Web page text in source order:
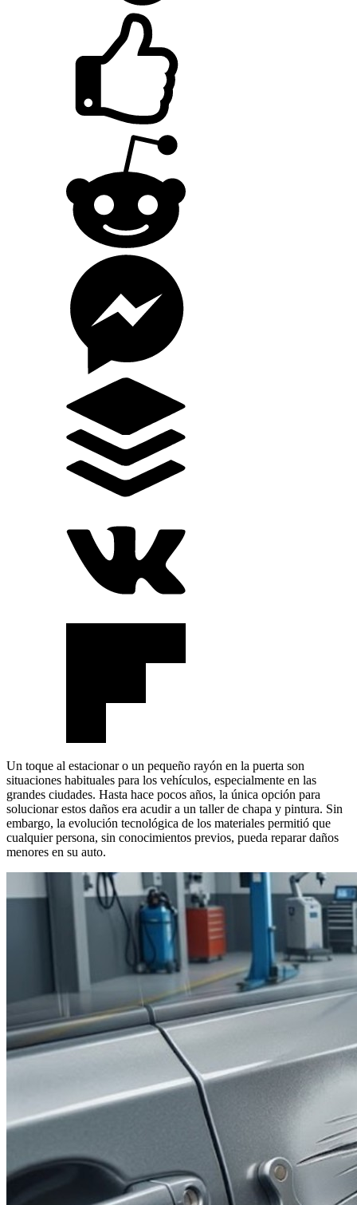
Un toque al estacionar o un pequeño rayón en la puerta son
situaciones habituales para los vehículos, especialmente en las
grandes ciudades. Hasta hace pocos años, la única opción para
solucionar estos daños era acudir a un taller de chapa y pintura. Sin
embargo, la evolución tecnológica de los materiales permitió que
cualquier persona, sin conocimientos previos, pueda reparar daños
menores en su auto.